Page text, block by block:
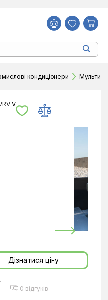
кондиціонери
V
Дізнатися ціну
0 відгуків